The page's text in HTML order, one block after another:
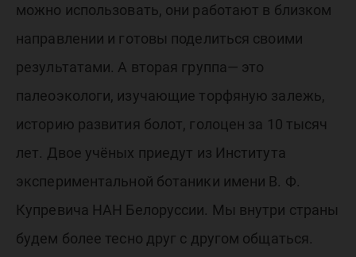
можно использовать, они работают в близком
направлении и готовы поделиться своими
результатами. А вторая группа— это
палеоэкологи, изучающие торфяную залежь,
историю развития болот, голоцен за 10 тысяч
лет. Двое учёных приедут из Института
экспериментальной ботаники имени В. Ф.
Купревича НАН Белоруссии. Мы внутри страны
будем более тесно друг с другом общаться.